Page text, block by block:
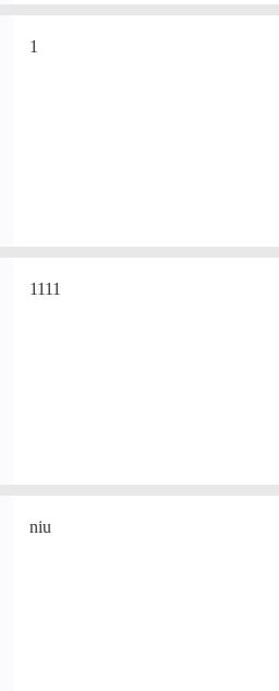
1
1111
niu